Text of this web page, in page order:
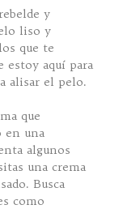
y
liso y
que te
estoy aquí para
alisar el pelo.
que
en una
algunos
una crema
Busca
como